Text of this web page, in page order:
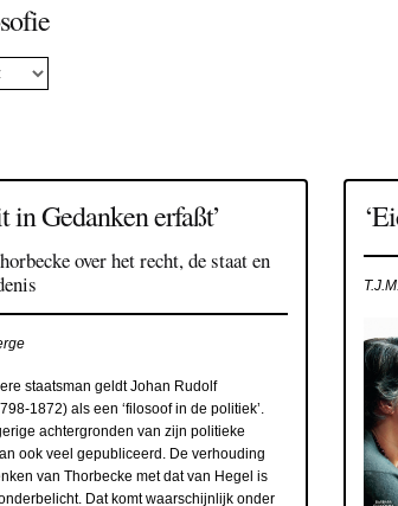
in Gedanken erfaßt’
over het recht, de staat en
staatsman geldt Johan Rudolf
1872) als een ‘filosoof in de politiek’.
achtergronden van zijn politieke
ook veel gepubliceerd. De verhouding
van Thorbecke met dat van Hegel is
Dat komt waarschijnlijk onder